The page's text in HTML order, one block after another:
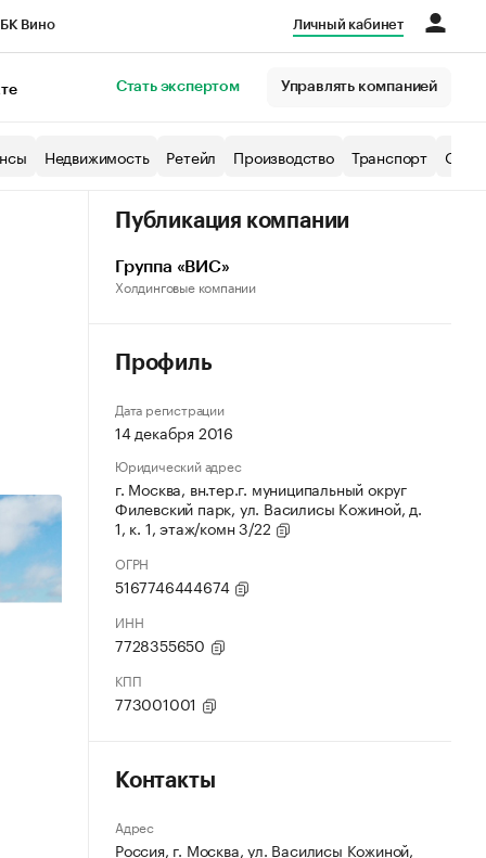
Вино Личный кабинет
Стать экспертом Управлять компанией
Недвижимость Ретейл Производство Транспорт
Публикация компании
Группа «ВИС»
Холдинговые компании
Профиль
Дата регистрации
14 декабря 2016
Юридический адрес
г. Москва, вн.тер.г. муниципальный округ
Филевский парк, ул. Василисы Кожиной, д.
1, к. 1, этаж/комн 3/22
ОГРН
5167746444674
ИНН
7728355650
КПП
773001001
Контакты
Адрес
Россия, г. Москва, ул. Василисы Кожиной,